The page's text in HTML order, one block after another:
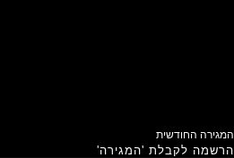
המגירה החודשית
הרשמה לקבלת 'המגירה'